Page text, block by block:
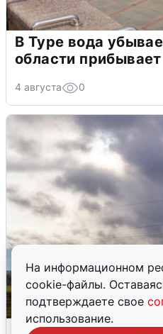
На информационном
cookie-файлы.
подтверждаете свое
использование.
В Туре вода
области прибывает
4 августа 0
Над ХМАО